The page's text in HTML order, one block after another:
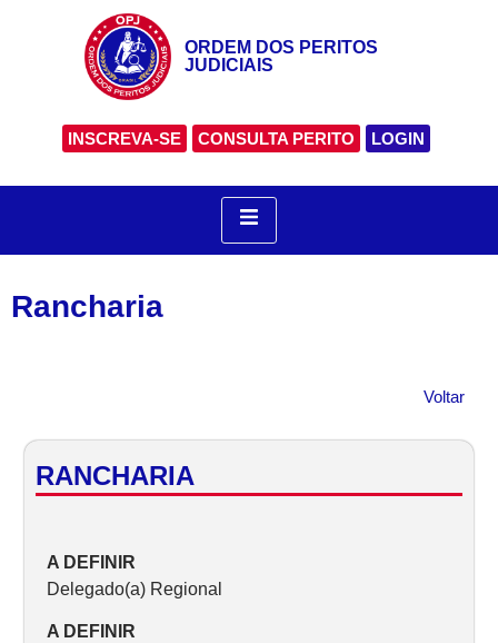
ORDEM DOS PERITOS
JUDICIAIS
INSCREVA-SE CONSULTA PERITO LOGIN
Rancharia
Voltar
RANCHARIA
A DEFINIR
Delegado(a) Regional
A DEFINIR